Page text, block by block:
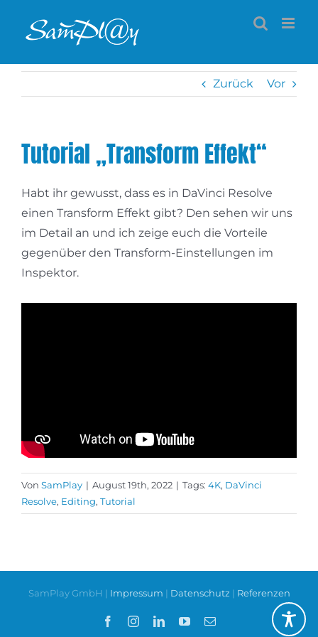
Inhalt
Zurück Vor
Tutorial „Transform Effekt“
Habt ihr gewusst, dass es in DaVinci Resolve
einen Transform Effekt gibt? Den sehen wir uns
im Detail an und ich zeige euch die Vorteile
gegenüber den Transform-Einstellungen im
Inspektor.
Von SamPlay | August 19th, 2022 | Tags: 4K, DaVinci
Resolve, Editing, Tutorial
SamPlay GmbH | Impressum | Datenschutz | Referenzen
FacebookInstagramLinkedInYouTube
E-